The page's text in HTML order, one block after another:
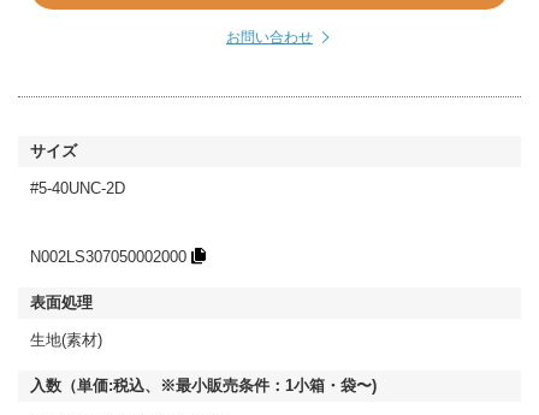
お問い合わせ
#5-40UNC-2D
N002LS307050002000
生地(素材)